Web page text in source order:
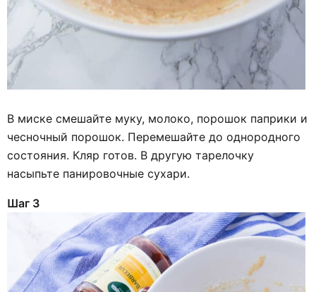
В миске смешайте муку, молоко, порошок паприки и
чесночный порошок. Перемешайте до однородного
состояния. Кляр готов. В другую тарелочку
насыпьте панировочные сухари.
Шаг 3